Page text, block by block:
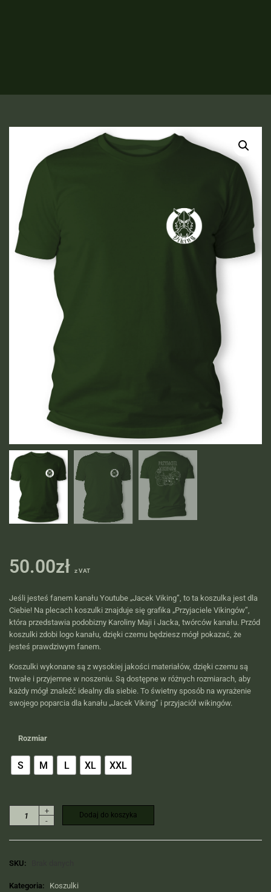
50.00zł z VAT
Jeśli jesteś fanem kanału Youtube „Jacek Viking”, to ta koszulka jest dla
Ciebie! Na plecach koszulki znajduje się grafika „Przyjaciele Vikingów”,
która przedstawia podobizny Karoliny Maji i Jacka, twórców kanału. Przód
koszulki zdobi logo kanału, dzięki czemu będziesz mógł pokazać, że
jesteś prawdziwym fanem.
Koszulki wykonane są z wysokiej jakości materiałów, dzięki czemu są
trwałe i przyjemne w noszeniu. Są dostępne w różnych rozmiarach, aby
każdy mógł znaleźć idealny dla siebie. To świetny sposób na wyrażenie
swojego poparcia dla kanału „Jacek Viking” i przyjaciół wikingów.
Rozmiar
S M L XL XXL
+
-
Dodaj do koszyka
SKU:
Kategoria: Koszulki